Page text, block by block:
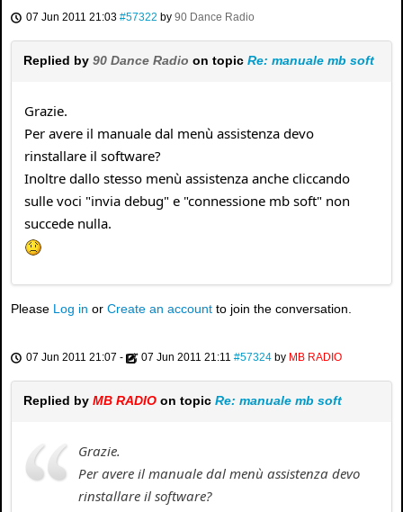
07 Jun 2011 21:03 #57322 by 90 Dance Radio
Replied by 90 Dance Radio on topic Re: manuale mb soft
Grazie.
Per avere il manuale dal menù assistenza devo
rinstallare il software?
Inoltre dallo stesso menù assistenza anche cliccando
sulle voci "invia debug" e "connessione mb soft" non
succede nulla.
Please Log in or Create an account to join the conversation.
07 Jun 2011 21:07 - 07 Jun 2011 21:11 #57324 by MB RADIO
Replied by MB RADIO on topic Re: manuale mb soft
Grazie.
Per avere il manuale dal menù assistenza devo
rinstallare il software?